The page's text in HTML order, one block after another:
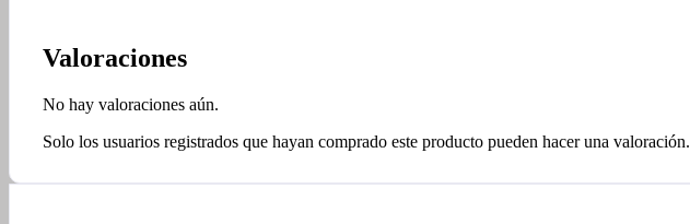
Valoraciones
No hay valoraciones aún.
Solo los usuarios registrados que hayan comprado este producto pueden hacer una valoración.